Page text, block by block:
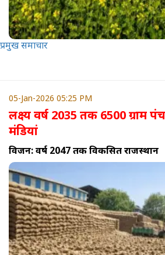
प्रमुख समाचार
05-Jan-2026 05:25 PM
लक्ष्य वर्ष 2035 तक 6500 ग्राम
मंडियां
विजन: वर्ष 2047 तक विकसित राजस्थान